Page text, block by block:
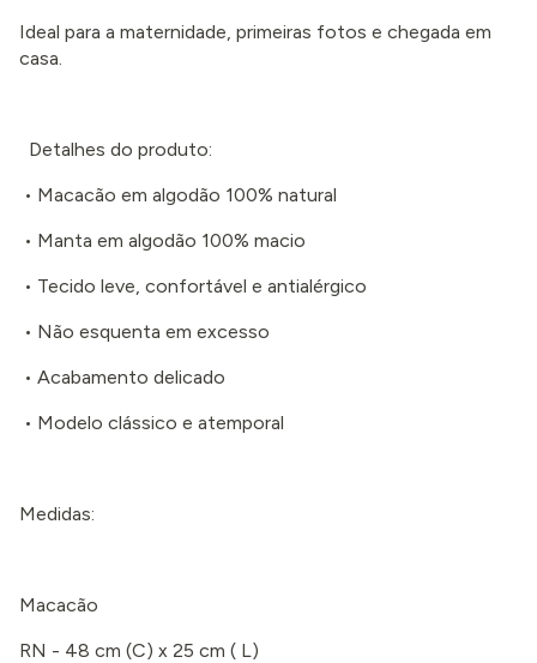
Ideal para a maternidade, primeiras fotos e chegada em
casa.
Detalhes do produto:
• Macacão em algodão 100% natural
• Manta em algodão 100% macio
• Tecido leve, confortável e antialérgico
• Não esquenta em excesso
• Acabamento delicado
• Modelo clássico e atemporal
Medidas:
Macacão
RN - 48 cm (C) x 25 cm ( L)